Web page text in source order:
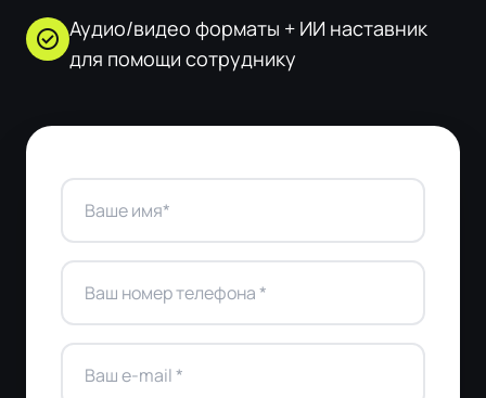
check_circle Аудио/видео форматы + ИИ наставник
для помощи сотруднику